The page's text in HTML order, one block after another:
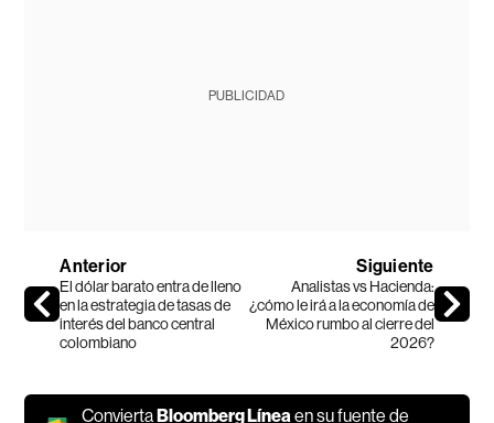
PUBLICIDAD
Anterior
El dólar barato entra de lleno
en la estrategia de tasas de
interés del banco central
colombiano
Siguiente
Analistas vs Hacienda:
¿cómo le irá a la economía de
México rumbo al cierre del
2026?
Convierta Bloomberg Líneaen su fuente de